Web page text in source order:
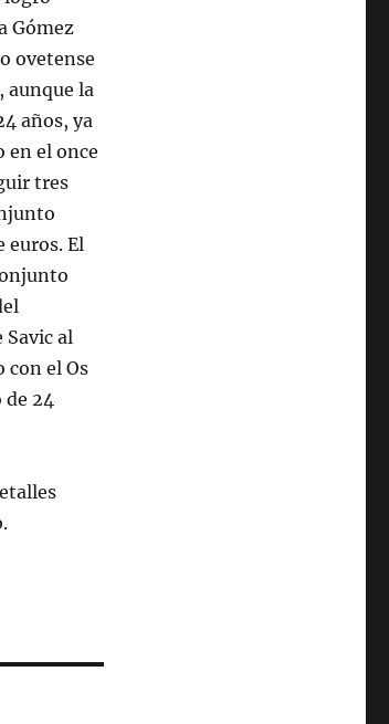
Gómez
ovetense
aunque la
años, ya
en el once
tres
euros. El
al
con el Os
de 24